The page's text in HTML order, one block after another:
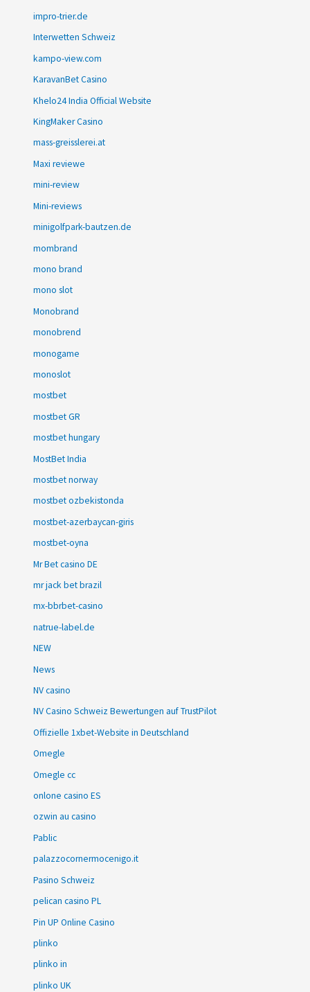
impro-trier.de
Interwetten Schweiz
kampo-view.com
KaravanBet Casino
Khelo24 India Official Website
KingMaker Casino
mass-greisslerei.at
Maxi reviewe
mini-review
Mini-reviews
minigolfpark-bautzen.de
mombrand
mono brand
mono slot
Monobrand
monobrend
monogame
monoslot
mostbet
mostbet GR
mostbet hungary
MostBet India
mostbet norway
mostbet ozbekistonda
mostbet-azerbaycan-giris
mostbet-oyna
Mr Bet casino DE
mr jack bet brazil
mx-bbrbet-casino
natrue-label.de
NEW
News
NV casino
NV Casino Schweiz Bewertungen auf TrustPilot
Offizielle 1xbet-Website in Deutschland
Omegle
Omegle cc
onlone casino ES
ozwin au casino
Pablic
palazzocornermocenigo.it
Pasino Schweiz
pelican casino PL
Pin UP Online Casino
plinko
plinko in
plinko UK